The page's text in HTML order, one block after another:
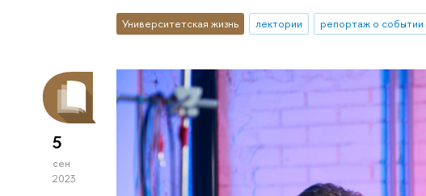
Университетская жизнь лектории репортаж о событии
5
сен
2023